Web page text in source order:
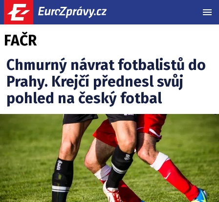
FAČR
Chmurný návrat fotbalistů do
Prahy. Krejčí přednesl svůj
pohled na český fotbal